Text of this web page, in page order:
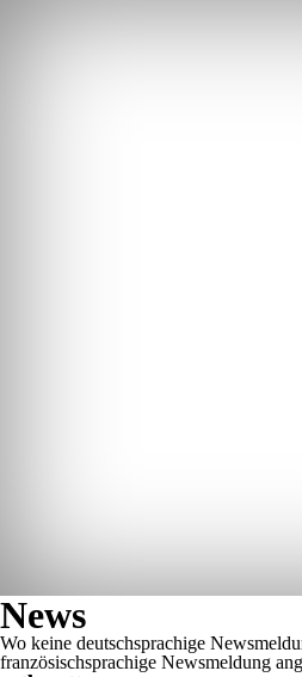
News
Wo keine deutschsprachige
französischsprachige Newsmeldung